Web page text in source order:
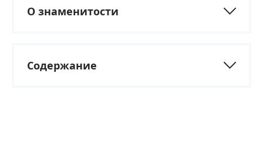
О знаменитости
Содержание